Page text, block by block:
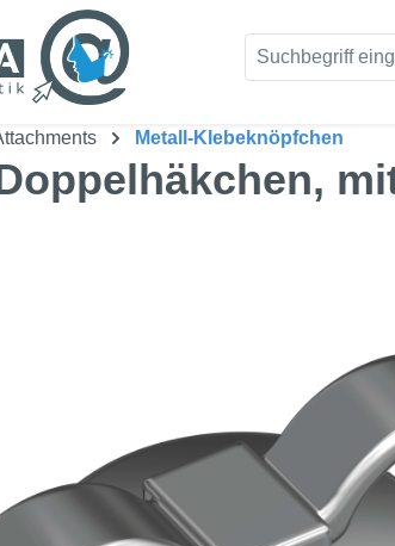
Metall-Klebeknöpfchen